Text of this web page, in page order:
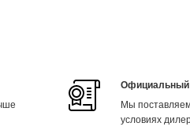
Официальный
Мы
условиях